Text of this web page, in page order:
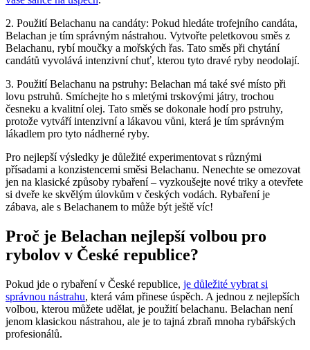
2. Použití Belachanu na candáty: Pokud hledáte trofejního candáta,
Belachan je ⁢tím ​správným nástrahou. Vytvořte peletkovou směs z
Belachanu, ⁤rybí moučky a mořských řas. Tato směs při chytání
candátů vyvolává intenzivní chuť, ‌kterou tyto dravé ryby neodolají.
3. Použití⁢ Belachanu na pstruhy: Belachan má také své místo při
lovu pstruhů.‍ Smíchejte ho ⁢s mletými trskovými játry, trochou
česneku a⁢ kvalitní olej. Tato směs se dokonale hodí pro pstruhy,
protože vytváří intenzivní a lákavou vůni, která⁢ je tím správným​
lákadlem pro ‍tyto nádherné ryby.
Pro ​nejlepší výsledky je důležité​ experimentovat s různými
přísadami a konzistencemi směsi Belachanu. Nenechte se omezovat​
jen na klasické způsoby ​rybaření – vyzkoušejte nové triky a ‌otevřete
si dveře ke skvělým úlovkům ​v českých vodách. Rybaření je
zábava,‍ ale s Belachanem to může být ještě⁤ víc!
Proč je Belachan nejlepší volbou pro
rybolov v České⁤ republice?
Pokud jde⁤ o ‍rybaření v České republice, je důležité⁣ vybrat si
‍správnou ⁢nástrahu, která vám přinese úspěch. A⁢ jednou z nejlepších
volbou, ‍kterou můžete udělat, je použití belachanu. Belachan není
jenom klasickou nástrahou, ale je to tajná zbraň mnoha rybářských
profesionálů.